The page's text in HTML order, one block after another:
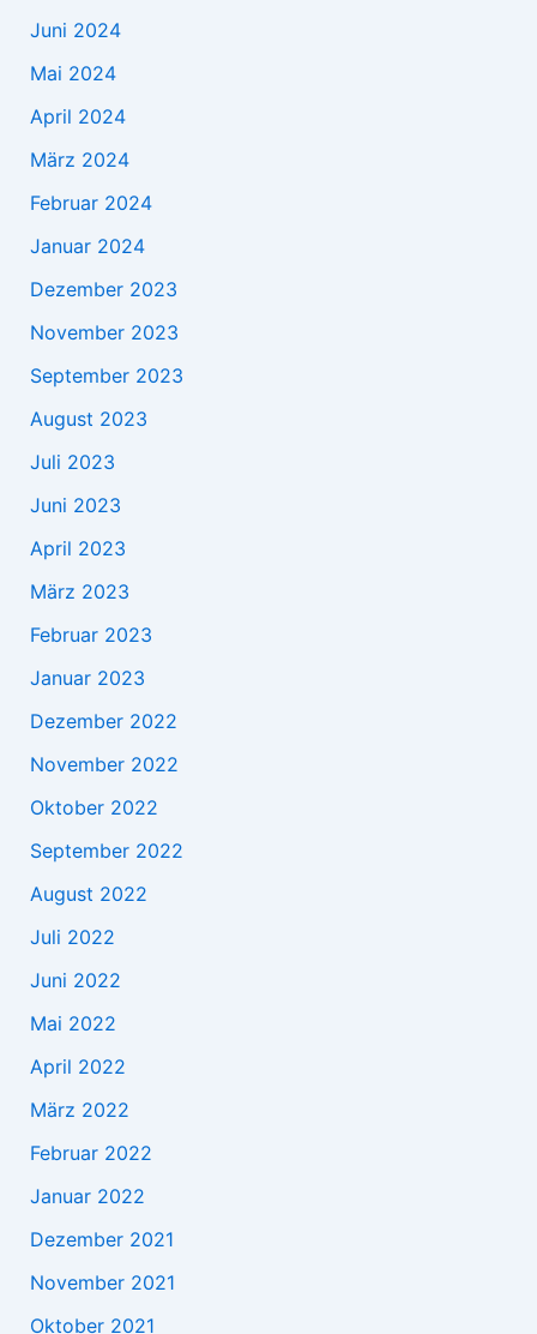
Juni 2024
Mai 2024
April 2024
März 2024
Februar 2024
Januar 2024
Dezember 2023
November 2023
September 2023
August 2023
Juli 2023
Juni 2023
April 2023
März 2023
Februar 2023
Januar 2023
Dezember 2022
November 2022
Oktober 2022
September 2022
August 2022
Juli 2022
Juni 2022
Mai 2022
April 2022
März 2022
Februar 2022
Januar 2022
Dezember 2021
November 2021
Oktober 2021